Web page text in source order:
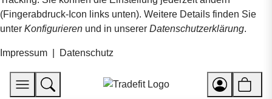
(Fingerabdruck-Icon links unten). Weitere Details finden Sie
unter Konfigurieren und in unserer Datenschutzerklärung.
Impressum Datenschutz